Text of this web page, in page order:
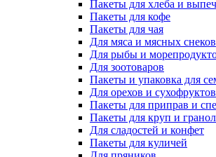
Пакеты для хлеба и
Пакеты для кофе
Пакеты для чая
Для мяса и мясных снеков
Для рыбы и
Для зоотоваров
Пакеты и упаковка для
Для орехов и сухофруктов
Пакеты для приправ и
Пакеты для круп и
Для сладостей и конфет
Пакеты для куличей